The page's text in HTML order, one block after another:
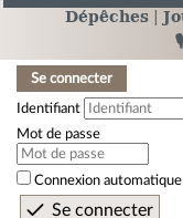
Dépêches
Se connecter
Identifiant
Mot de passe
Connexion automatique